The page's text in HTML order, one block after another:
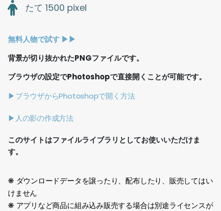
たて 1500 pixel
無料人物で試す ▶︎▶︎
背景が切り抜かれたPNGファイルです。
ブラウザの設定でPhotoshopで直接開くことが可能です。
▶ブラウザからPhotoshopで開く方法
▶人の影の作成方法
このサイトはファイルライブラリとしてお使いいただけま
す。
❋ ダウンロードデータを譲ったり、配布したり、販売してはい
けません
❋ アプリなど商品に組み込み販売する場合は別途ライセンスが